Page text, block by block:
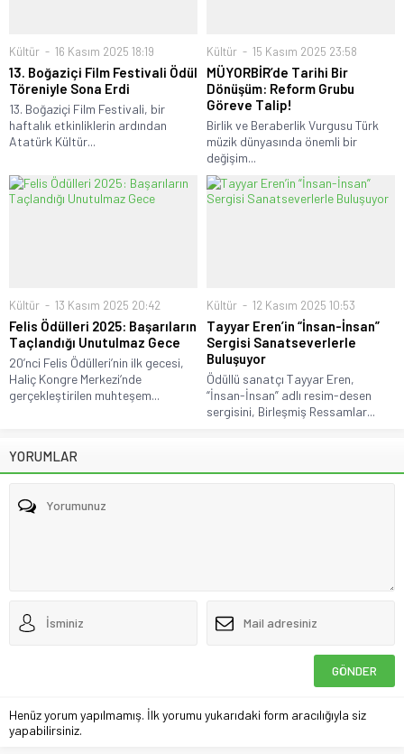
Kültür 16 Kasım 2025 18:19
13. Boğaziçi Film Festivali Ödül
Töreniyle Sona Erdi
13. Boğaziçi Film Festivali, bir
haftalık etkinliklerin ardından
Atatürk Kültür...
Kültür 15 Kasım 2025 23:58
MÜYORBİR’de Tarihi Bir
Dönüşüm: Reform Grubu
Göreve Talip!
Birlik ve Beraberlik Vurgusu Türk
müzik dünyasında önemli bir
değişim...
Kültür 13 Kasım 2025 20:42
Felis Ödülleri 2025: Başarıların
Taçlandığı Unutulmaz Gece
20’nci Felis Ödülleri’nin ilk gecesi,
Haliç Kongre Merkezi‘nde
gerçekleştirilen muhteşem...
Kültür 12 Kasım 2025 10:53
Tayyar Eren’in “İnsan-İnsan”
Sergisi Sanatseverlerle
Buluşuyor
Ödüllü sanatçı Tayyar Eren,
“İnsan-İnsan” adlı resim-desen
sergisini, Birleşmiş Ressamlar...
YORUMLAR
Henüz yorum yapılmamış. İlk yorumu yukarıdaki form aracılığıyla siz
yapabilirsiniz.